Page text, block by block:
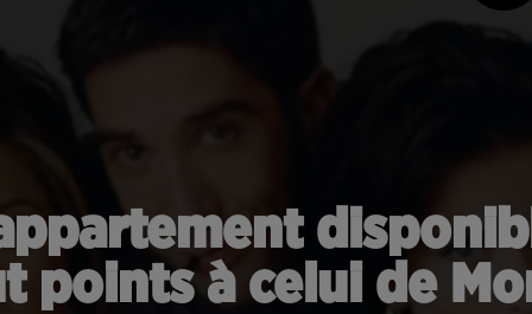
points à celui de